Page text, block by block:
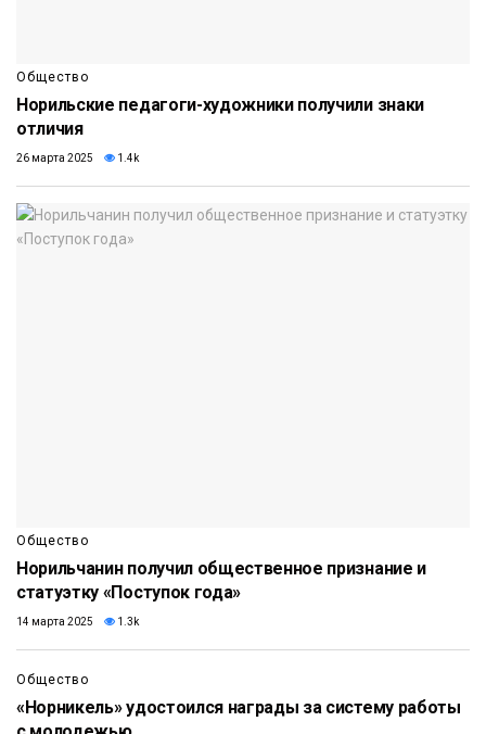
Общество
Норильские педагоги-художники получили знаки
отличия
26 марта 2025 1.4k
Общество
Норильчанин получил общественное признание и
статуэтку «Поступок года»
14 марта 2025 1.3k
Общество
«Норникель» удостоился награды за систему работы